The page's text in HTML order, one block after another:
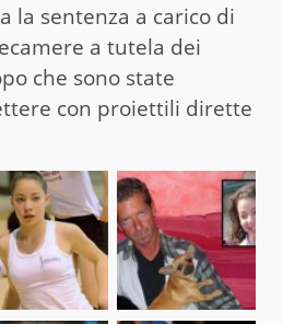
la sentenza a carico di
a tutela dei
che sono state
con proiettili dirette